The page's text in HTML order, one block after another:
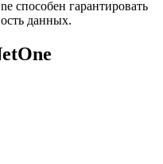
способен гарантировать
данных.